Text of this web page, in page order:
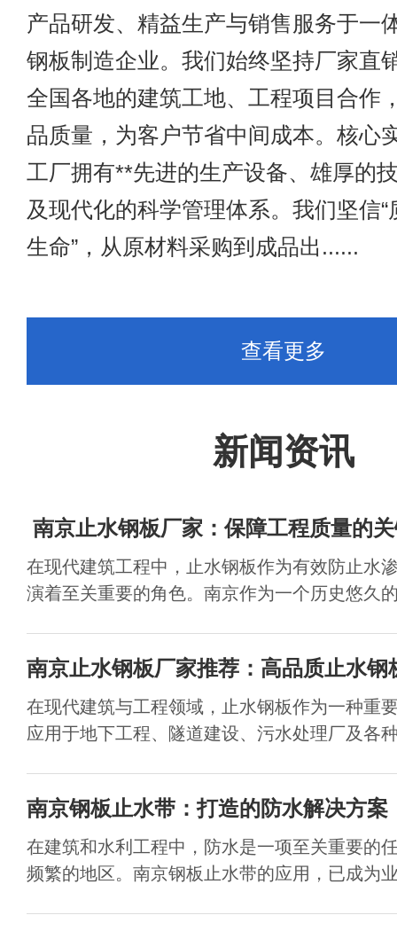
产品研发、精益生产与销售服务于一
钢板制造企业。我们始终坚持厂家直
全国各地的建筑工地、工程项目合作
品质量，为客户节省中间成本。核心
工厂拥有**先进的生产设备、雄厚的
及现代化的科学管理体系。我们坚信
生命”，从原材料采购到成品出......
查看更多
新闻资讯
南京止水钢板厂家：保障工程质量的
在现代建筑工程中，止水钢板作为有效防止水
演着至关重要的角色。南京作为一个历史悠久
南京止水钢板厂家推荐：高品质止水钢
在现代建筑与工程领域，止水钢板作为一种重
应用于地下工程、隧道建设、污水处理厂及各
南京钢板止水带：打造的防水解决方案
在建筑和水利工程中，防水是一项至关重要的
频繁的地区。南京钢板止水带的应用，已成为